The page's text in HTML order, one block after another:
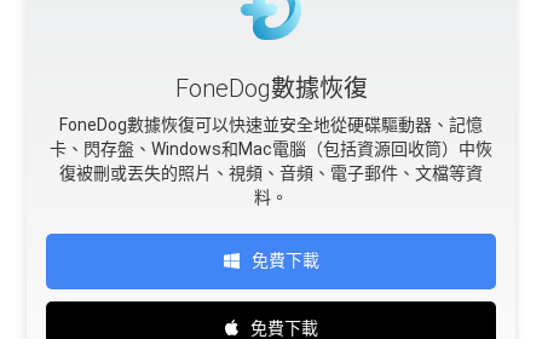
FoneDog數據恢復
FoneDog數據恢復可以快速並安全地從硬碟驅動器、記憶
卡、閃存盤、Windows和Mac電腦（包括資源回收筒）中恢
復被刪或丟失的照片、視頻、音頻、電子郵件、文檔等資
料。
免費下載
免費下載